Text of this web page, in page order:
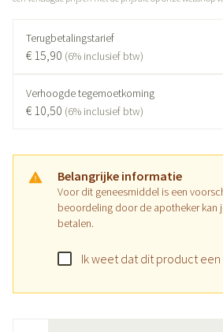
Terugbetalingstarief
€ 15,90 (6% inclusief btw)
Verhoogde tegemoetkoming
€ 10,50 (6% inclusief btw)
Belangrijke informatie
Voor dit geneesmiddel is een
beoordeling door de apotheker kan
betalen.
Ik weet dat dit product